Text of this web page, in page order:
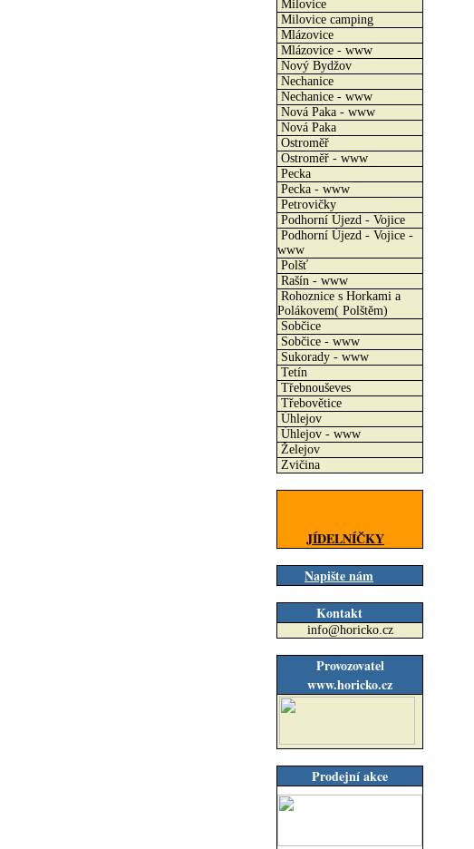
Milovice
Milovice camping
Mlázovice
Mlázovice - www
Nový Bydžov
Nechanice
Nechanice - www
Nová Paka - www
Nová Paka
Ostroměř
Ostroměř - www
Pecka
Pecka - www
Petrovičky
Podhorní Újezd - Vojice
Podhorní Újezd - Vojice -
www
Polšť
Rašín - www
Rohoznice s Horkami a
Polákovem( Polštěm)
Sobčice
Sobčice - www
Sukorady - www
Tetín
Třebnouševes
Třebovětice
Úhlejov
Úhlejov - www
Želejov
Zvičina
JÍDELNÍČKY
Napište nám
Kontakt
info@horicko.cz
Provozovatel
www.horicko.cz
Prodejní akce